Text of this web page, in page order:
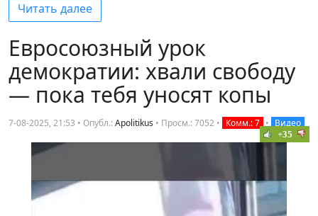
Читать далее
Евросоюзный урок
демократии: хвали свободу
— пока тебя уносят копы
7-08-2025, 21:53 • Опубл.:Apolitikus • Просм.: 7052 • Комм.: 7 • Видео
+35